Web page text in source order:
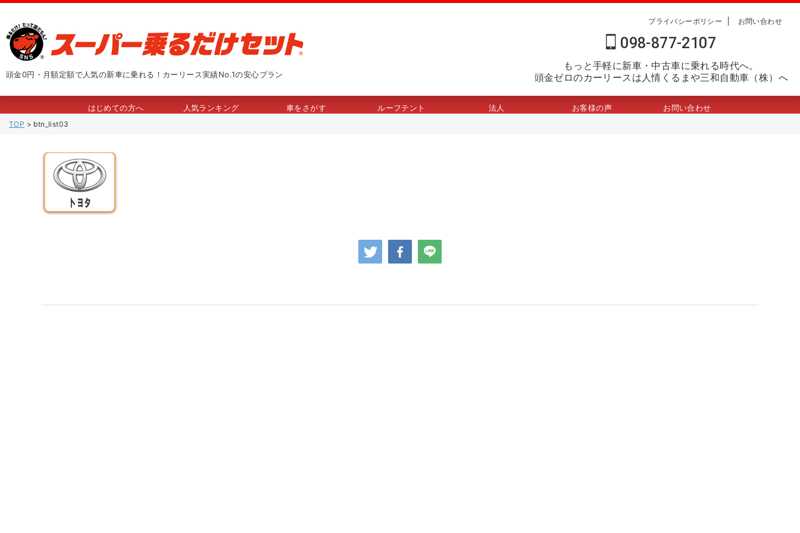
頭金0円・月額定額で人気の新車に乗れる！カーリース実績No.1の安心プラン
プライバシーポリシー お問い合わせ
098-877-2107
もっと手軽に新車・中古車に乗れる時代へ。
頭金ゼロのカーリースは人情くるまや三和自動車（株）へ
はじめての方へ 人気ランキング 車をさがす ルーフテント 法人 お客様の声 お問い合わせ
TOP > btn_list03